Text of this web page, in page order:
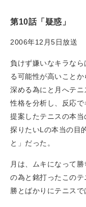
第10話「疑惑」
2006年12月5日放送
負けず嫌いなキラな
る可能性が高いこと
深める為にと月へテ
性格を分析し、反応
提案したテニスの本当
探りたいLの本当の目
と」だった。
月は、ムキになって
の為と銘打ったこの
勝とばかりにテニスで